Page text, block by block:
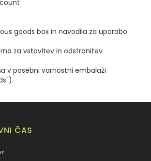
goods box in navodila za uporabo
za vstavitev in odstranitev
v posebni varnostni embalaži
ČAS